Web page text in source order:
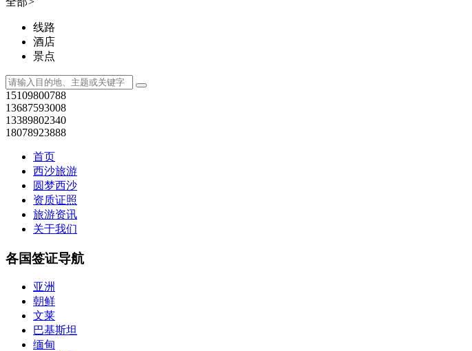
线路
酒店
景点
15109800788
13687593008
13389802340
18078923888
首页
西沙旅游
圆梦西沙
资质证照
旅游资讯
关于我们
各国签证导航
亚洲
朝鲜
文莱
巴基斯坦
缅甸